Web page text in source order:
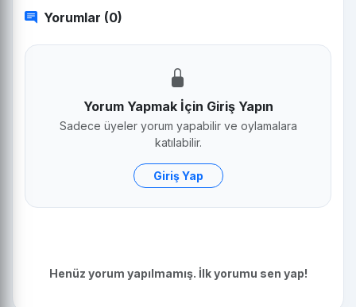
Yorumlar (0)
Yorum Yapmak İçin Giriş Yapın
Sadece üyeler yorum yapabilir ve oylamalara
katılabilir.
Giriş Yap
Henüz yorum yapılmamış. İlk yorumu sen yap!